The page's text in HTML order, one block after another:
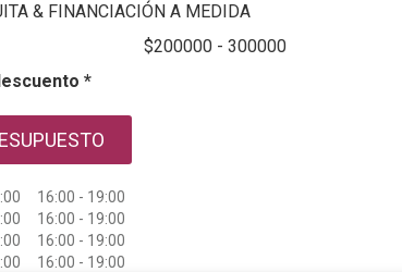
& FINANCIACIÓN A MEDIDA
$200000 - 300000
*
16:00 - 19:00
16:00 - 19:00
16:00 - 19:00
16:00 - 19:00